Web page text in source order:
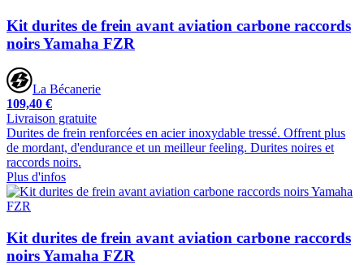
Kit durites de frein avant aviation carbone raccords
noirs Yamaha FZR
La Bécanerie
109,40 €
Livraison gratuite
Durites de frein renforcées en acier inoxydable tressé. Offrent plus
de mordant, d'endurance et un meilleur feeling. Durites noires et
raccords noirs.
Plus d'infos
Kit durites de frein avant aviation carbone raccords
noirs Yamaha FZR